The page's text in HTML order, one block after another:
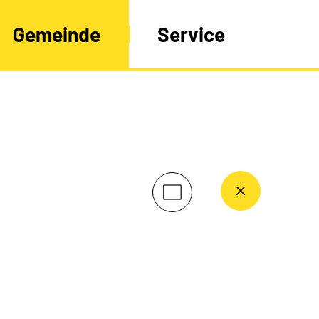
Gemeinde Service